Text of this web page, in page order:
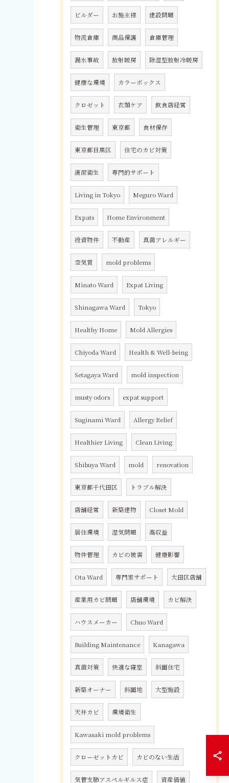
ビルダー お施主様 建設問題
物流倉庫 商品保護 倉庫管理
漏水事故 放射暖房 除湿型放射冷暖房
健康な環境 カラーボックス
クロゼット 衣類ケア 飲食店経営
衛生管理 東京都 食材保存
東京都目黒区 住宅のカビ対策
清潔衛生 専門的サポート
Living in Tokyo Meguro Ward
Expats Home Environment
投資物件 不動産 真菌アレルギー
空気質 mold problems
Minato Ward Expat Living
Shinagawa Ward Tokyo
Healthy Home Mold Allergies
Chiyoda Ward Health & Well-being
Setagaya Ward mold inspection
musty odors expat support
Suginami Ward Allergy Relief
Healthier Living Clean Living
Shibuya Ward mold renovation
東京都千代田区 トラブル解決
店舗経営 新築建物 Closet Mold
居住環境 湿気問題 高収益
物件管理 カビの被害 健康影響
Ota Ward 専門家サポート 大田区店舗
産業用カビ問題 店舗環境 カビ解決
ハウスメーカー Chuo Ward
Building Maintenance Kanagawa
真菌対策 快適な寝室 斜面住宅
新築オーナー 斜面地 大型施設
天井カビ 環境衛生
Kawasaki mold problems
クローゼットカビ カビのない生活
気管支肺アスペルギルス症 資産価値